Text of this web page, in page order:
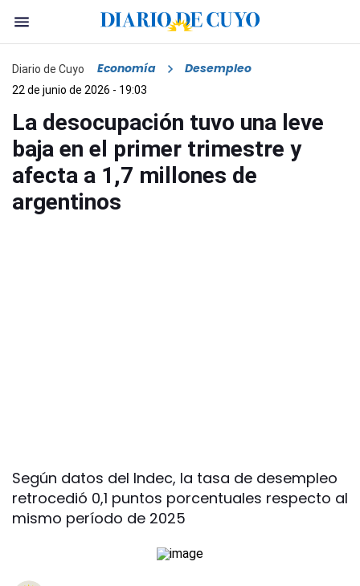
Diario de Cuyo Economía Desempleo
22 de junio de 2026 - 19:03
La desocupación tuvo una leve
baja en el primer trimestre y
afecta a 1,7 millones de
argentinos
Según datos del Indec, la tasa de desempleo
retrocedió 0,1 puntos porcentuales respecto al
mismo período de 2025